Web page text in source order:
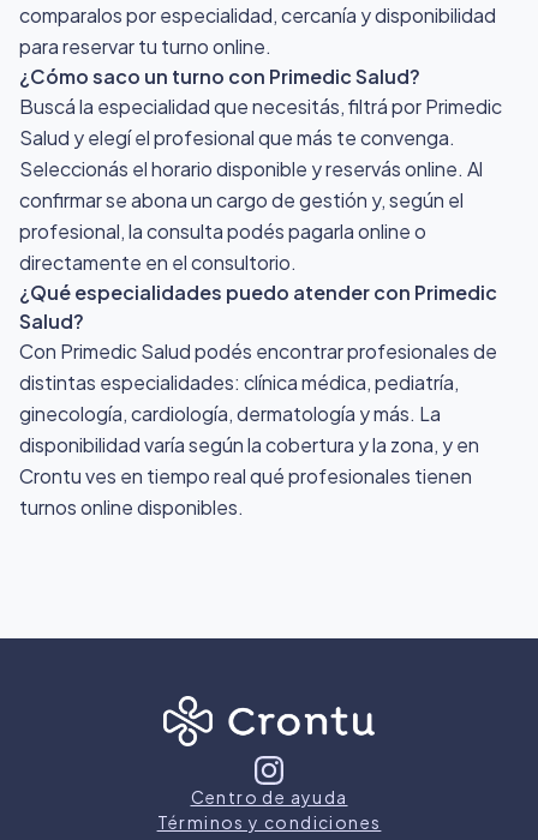
comparalos por especialidad, cercanía y disponibilidad
para reservar tu turno online.
¿Cómo saco un turno con Primedic Salud?
Buscá la especialidad que necesitás, filtrá por Primedic
Salud y elegí el profesional que más te convenga.
Seleccionás el horario disponible y reservás online. Al
confirmar se abona un cargo de gestión y, según el
profesional, la consulta podés pagarla online o
directamente en el consultorio.
¿Qué especialidades puedo atender con Primedic
Salud?
Con Primedic Salud podés encontrar profesionales de
distintas especialidades: clínica médica, pediatría,
ginecología, cardiología, dermatología y más. La
disponibilidad varía según la cobertura y la zona, y en
Crontu ves en tiempo real qué profesionales tienen
turnos online disponibles.
Centro de ayuda
Términos y condiciones